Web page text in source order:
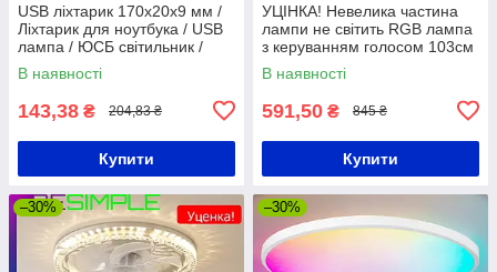
USB ліхтарик 170x20x9 мм /
Ліхтарик для ноутбука / USB
лампа / ЮСБ світильник /
Світлодіодна USB лампа для
ноутбука
В наявності
143,38 ₴ 204,83 ₴
Купити
УЦІНКА! Невелика частина
лампи не світить RGB лампа
з керуванням голосом 103см
+ Пульт, від USB / Кольорова
лампа / RGB світильник
В наявності
591,50 ₴ 845 ₴
Купити
–30% –30%